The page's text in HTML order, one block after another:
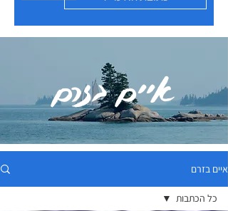
איים בזרם
איים בזרם
כל הכתבות